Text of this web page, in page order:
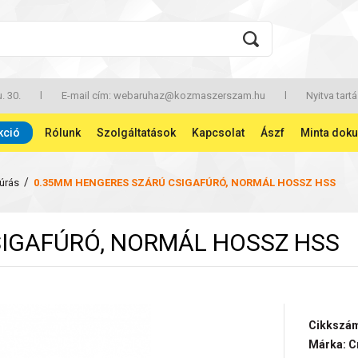
30. E-mail cím: webaruhaz@kozmaszerszam.hu Nyitva
Rólunk Szolgáltatások Kapcsolat Ászf Minta
/ 0.35MM HENGERES SZÁRÚ CSIGAFÚRÓ, NORMÁL HOSSZ HSS
NORMÁL HOSSZ HSS
Márka: